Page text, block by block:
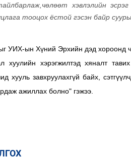
хэвлэлийн
тооцох ёстой гэсэн байр
УИХ-ын Хүний Эрхийн дэд хороонд
хэрэгжилтэд хяналт
хууль завхруулахгүй байх,
ажиллах болно" гэжээ.